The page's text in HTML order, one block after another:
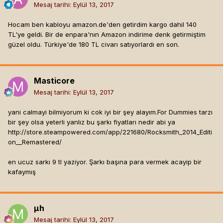
Mesaj tarihi: Eylül 13, 2017
Hocam ben kabloyu amazon.de'den getirdim kargo dahil 140
TL'ye geldi. Bir de enpara'nın Amazon indirime denk getirmiştim
güzel oldu. Türkiye'de 180 TL civarı satıyorlardı en son.
Masticore
Mesaj tarihi: Eylül 13, 2017
yani calmayi bilmiyorum ki cok iyi bir şey alayım.For Dummies tarzı
bir şey olsa yeterli yanlız bu şarkı fiyatları nedir abi ya
http://store.steampowered.com/app/221680/Rocksmith_2014_Editi
on__Remastered/
en ucuz sarkı 9 tl yaziyor. Şarkı başına para vermek acayip bir
kafaymış
µh
Mesaj tarihi: Eylül 13, 2017